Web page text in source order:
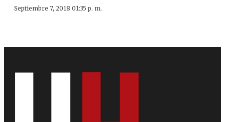
Septiembre 7, 2018 01:35 p. m.